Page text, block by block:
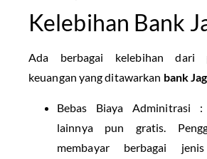
Kelebihan Bank
Ada berbagai kelebihan dari
keuangan yang ditawarkan bank
Bebas Biaya Adminitrasi
lainnya pun gratis.
membayar berbagai